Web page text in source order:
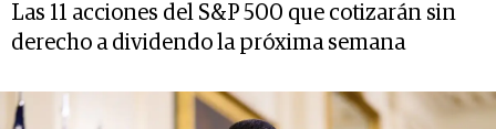
Las 11 acciones del S&P 500 que cotizarán sin
derecho a dividendo la próxima semana